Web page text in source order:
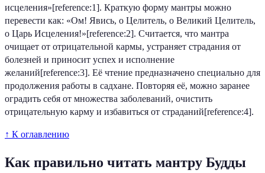
исцеления»[reference:1]. Краткую форму мантры можно
перевести как: «Ом! Явись, о Целитель, о Великий Целитель,
о Царь Исцеления!»[reference:2]. Считается, что мантра
очищает от отрицательной кармы, устраняет страдания от
болезней и приносит успех и исполнение
желаний[reference:3]. Её чтение предназначено специально для
продолжения работы в садхане. Повторяя её, можно заранее
оградить себя от множества заболеваний, очистить
отрицательную карму и избавиться от страданий[reference:4].
↑ К оглавлению
Как правильно читать мантру Будды